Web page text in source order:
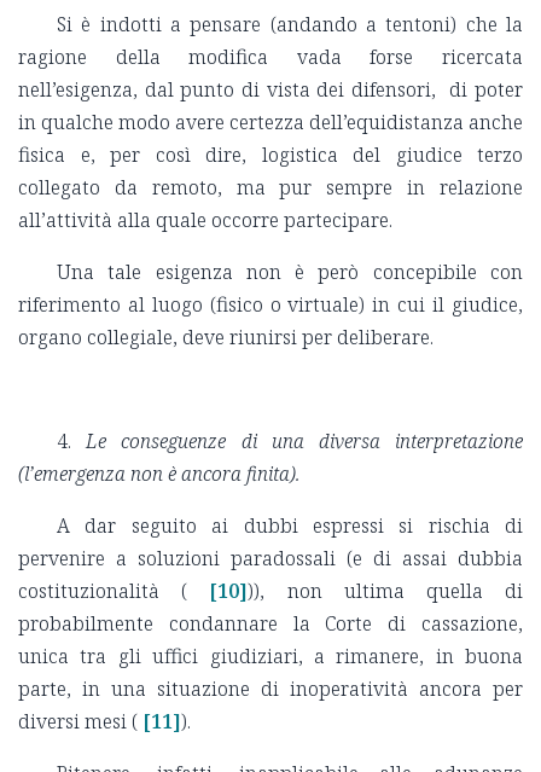
Si è indotti a pensare (andando a tentoni) che la
ragione della modifica vada forse ricercata
nell’esigenza, dal punto di vista dei difensori, di poter
in qualche modo avere certezza dell’equidistanza anche
fisica e, per così dire, logistica del giudice terzo
collegato da remoto, ma pur sempre in relazione
all’attività alla quale occorre partecipare.
Una tale esigenza non è però concepibile con
riferimento al luogo (fisico o virtuale) in cui il giudice,
organo collegiale, deve riunirsi per deliberare.
4.Le conseguenze di una diversa interpretazione
(l’emergenza non è ancora finita).
A dar seguito ai dubbi espressi si rischia di
pervenire a soluzioni paradossali (e di assai dubbia
costituzionalità (
[10])), non ultima quella di
probabilmente condannare la Corte di cassazione,
unica tra gli uffici giudiziari, a rimanere, in buona
parte, in una situazione di inoperatività ancora per
diversi mesi ( [11]).